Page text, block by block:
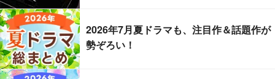
2026年7月夏ドラマも、注目作＆話題作が
勢ぞろい！